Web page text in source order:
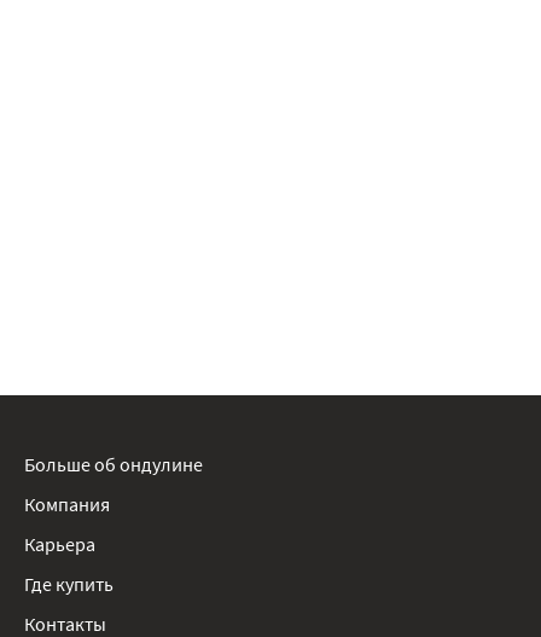
Больше об ондулине
Компания
Карьера
Где купить
Контакты